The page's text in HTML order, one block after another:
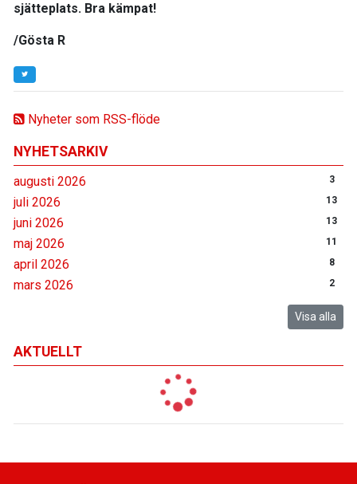
Nyheter som RSS-flöde
NYHETSARKIV
augusti 2026 3
juli 2026 13
juni 2026 13
maj 2026 11
april 2026 8
mars 2026 2
Visa alla
AKTUELLT
sjätteplats. Bra kämpat!
/Gösta R